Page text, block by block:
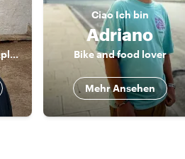
Local food and wine explorer
CiaoIch bin
Adriano
Bike and food lover
Mehr Ansehen